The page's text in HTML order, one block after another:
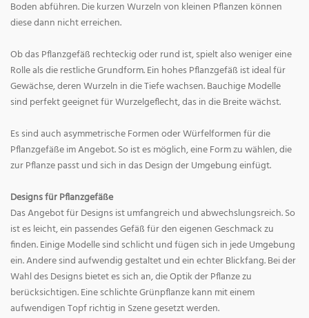
Boden abführen. Die kurzen Wurzeln von kleinen Pflanzen können
diese dann nicht erreichen.
Ob das Pflanzgefäß rechteckig oder rund ist, spielt also weniger eine
Rolle als die restliche Grundform. Ein hohes Pflanzgefäß ist ideal für
Gewächse, deren Wurzeln in die Tiefe wachsen. Bauchige Modelle
sind perfekt geeignet für Wurzelgeflecht, das in die Breite wächst.
Es sind auch asymmetrische Formen oder Würfelformen für die
Pflanzgefäße im Angebot. So ist es möglich, eine Form zu wählen, die
zur Pflanze passt und sich in das Design der Umgebung einfügt.
Designs für Pflanzgefäße
Das Angebot für Designs ist umfangreich und abwechslungsreich. So
ist es leicht, ein passendes Gefäß für den eigenen Geschmack zu
finden. Einige Modelle sind schlicht und fügen sich in jede Umgebung
ein. Andere sind aufwendig gestaltet und ein echter Blickfang. Bei der
Wahl des Designs bietet es sich an, die Optik der Pflanze zu
berücksichtigen. Eine schlichte Grünpflanze kann mit einem
aufwendigen Topf richtig in Szene gesetzt werden.